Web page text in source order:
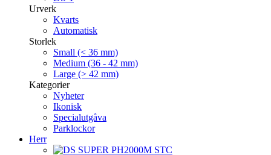
Urverk
Kvarts
Automatisk
Storlek
Small (< 36 mm)
Medium (36 - 42 mm)
Large (> 42 mm)
Kategorier
Nyheter
Ikonisk
Specialutgåva
Parklockor
Herr